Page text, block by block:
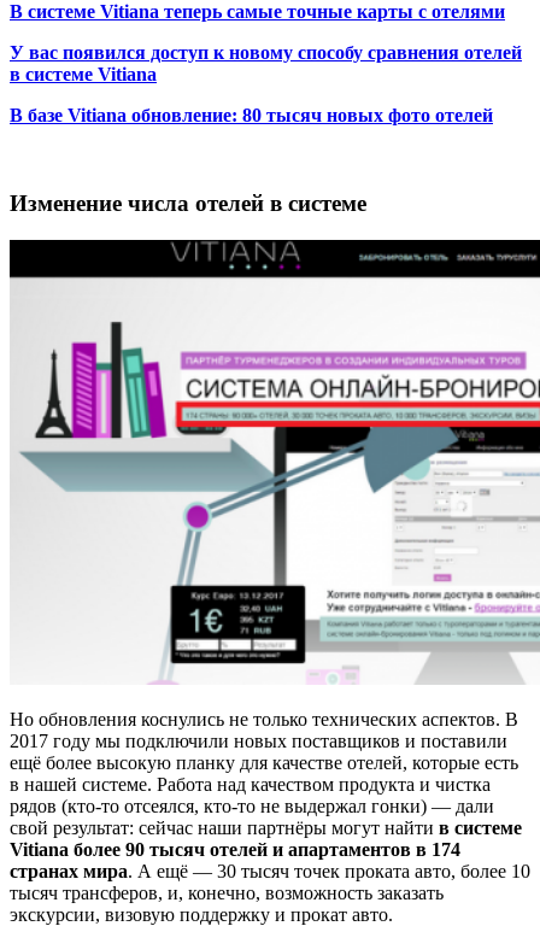
В системе Vitiana теперь самые точные карты с отелями
У вас появился доступ к новому способу сравнения отелей
в системе Vitiana
В базе Vitiana обновление: 80 тысяч новых фото отелей
Изменение числа отелей в системе
Но обновления коснулись не только технических аспектов. В
2017 году мы подключили новых поставщиков и поставили
ещё более высокую планку для качестве отелей, которые есть
в нашей системе. Работа над качеством продукта и чистка
рядов (кто-то отсеялся, кто-то не выдержал гонки) — дали
свой результат: сейчас наши партнёры могут найти в системе
Vitiana более 90 тысяч отелей и апартаментов в 174
странах мира. А ещё — 30 тысяч точек проката авто, более 10
тысяч трансферов, и, конечно, возможность заказать
экскурсии, визовую поддержку и прокат авто.